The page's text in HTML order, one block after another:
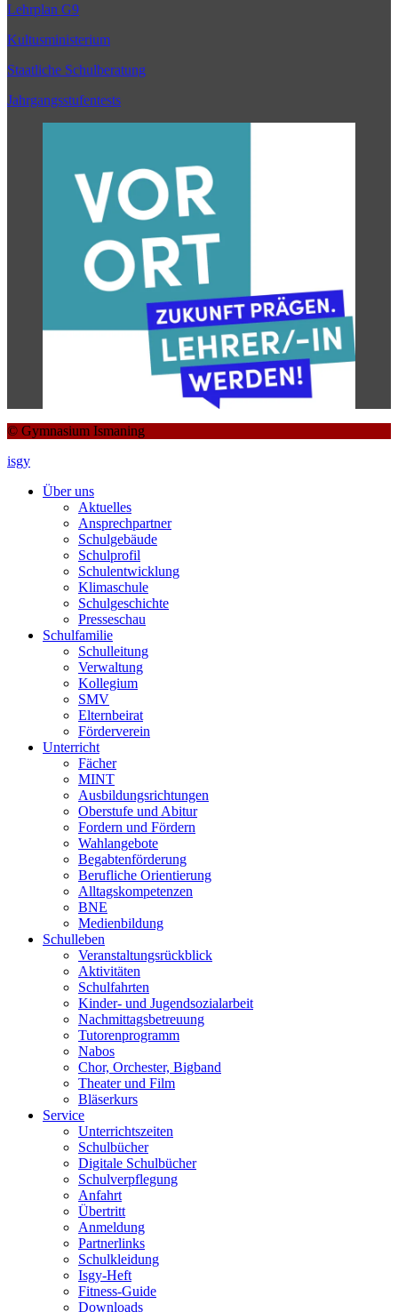
Lehrplan G9
Kultusministerium
Staatliche Schulberatung
Jahrgangsstufentests
© Gymnasium Ismaning
isgy
Über uns
Aktuelles
Ansprechpartner
Schulgebäude
Schulprofil
Schulentwicklung
Klimaschule
Schulgeschichte
Presseschau
Schulfamilie
Schulleitung
Verwaltung
Kollegium
SMV
Elternbeirat
Förderverein
Unterricht
Fächer
MINT
Ausbildungsrichtungen
Oberstufe und Abitur
Fordern und Fördern
Wahlangebote
Begabtenförderung
Berufliche Orientierung
Alltagskompetenzen
BNE
Medienbildung
Schulleben
Veranstaltungsrückblick
Aktivitäten
Schulfahrten
Kinder- und Jugendsozialarbeit
Nachmittagsbetreuung
Tutorenprogramm
Nabos
Chor, Orchester, Bigband
Theater und Film
Bläserkurs
Service
Unterrichtszeiten
Schulbücher
Digitale Schulbücher
Schulverpflegung
Anfahrt
Übertritt
Anmeldung
Partnerlinks
Schulkleidung
Isgy-Heft
Fitness-Guide
Downloads